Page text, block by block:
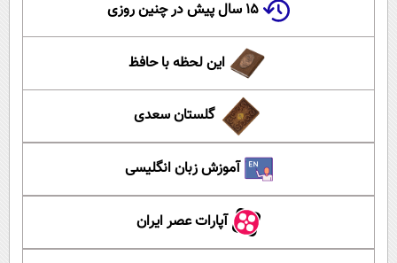
۱۵ سال پیش در چنین روزی
این لحظه با حافظ
گلستان سعدی
آموزش زبان انگلیسی
آپارات عصر ایران